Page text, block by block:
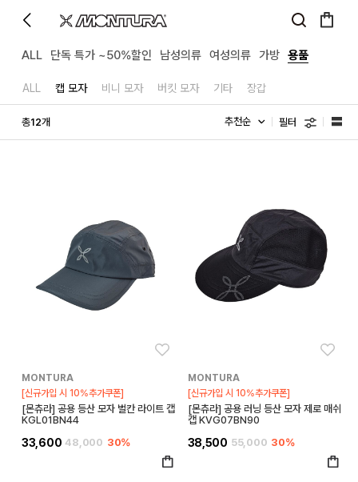
ALL 단독 특가 ~50%할인 남성의류 여성의류 가방 용품
ALL 캡 모자 비니 모자 버킷 모자 기타 장갑
총12개 필터
MONTURA
[신규가입 시 10%추가쿠폰]
[몬츄라] 공용 등산 모자 벌칸 라이트 캡
KGL01BN44
33,600 48,000 30%
MONTURA
[신규가입 시 10%추가쿠폰]
[몬츄라] 공용 러닝 등산 모자 제로 매쉬
캡 KVG07BN90
38,500 55,000 30%